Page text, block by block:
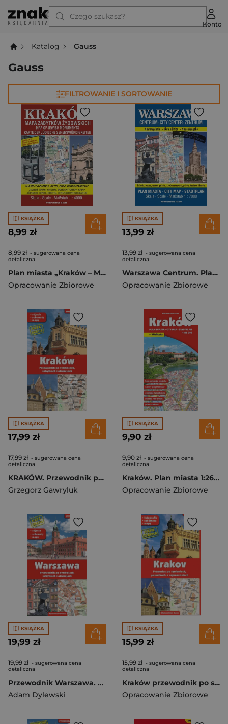
Czego szukasz?
Konto
Katalog Gauss
Gauss
FILTROWANIE I SORTOWANIE
KSIĄŻKA
8,99 zł
8,99 zł - sugerowana cena
detaliczna
Plan miasta „Kraków – Mapa Zabytków Żydowskich”
Opracowanie Zbiorowe
KSIĄŻKA
13,99 zł
13,99 zł - sugerowana cena
detaliczna
Warszawa Centrum. Plan miasta foliowany 1:7000 wyd. 2023
Opracowanie Zbiorowe
KSIĄŻKA
17,99 zł
17,99 zł - sugerowana cena
detaliczna
KRAKÓW. Przewodnik po symbolach, zabytkach i atrakcjach
Grzegorz Gawryluk
KSIĄŻKA
9,90 zł
9,90 zł - sugerowana cena
detaliczna
Kraków. Plan miasta 1:26000 wyd. 20
Opracowanie Zbiorowe
KSIĄŻKA
19,99 zł
19,99 zł - sugerowana cena
detaliczna
Przewodnik Warszawa. Przewodnik po symbolach, zabytkach i atrakcjach wyd. 3
Adam Dylewski
KSIĄŻKA
15,99 zł
15,99 zł - sugerowana cena
detaliczna
Kraków przewodnik po symbolach wer. czeska
Opracowanie Zbiorowe